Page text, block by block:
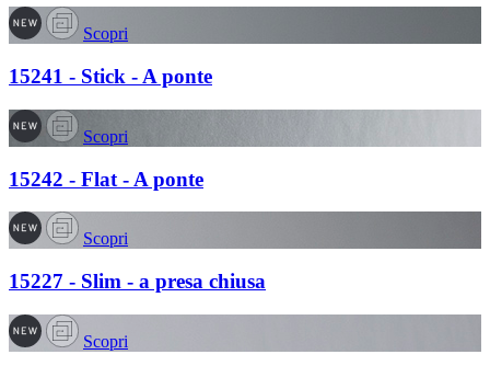
Scopri
15241 - Stick - A ponte
Scopri
15242 - Flat - A ponte
Scopri
15227 - Slim - a presa chiusa
Scopri